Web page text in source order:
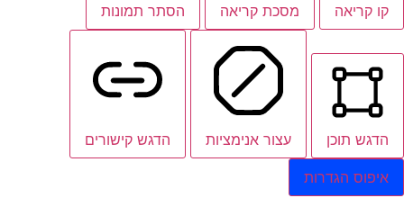
קו קריאה מסכת קריאה הסתר תמונות
הדגש תוכן עצור אנימציות הדגש קישורים
איפוס הגדרות